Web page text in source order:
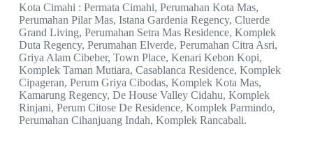
Kota Cimahi : Permata Cimahi, Perumahan Kota Mas,
Perumahan Pilar Mas, Istana Gardenia Regency, Cluerde
Grand Living, Perumahan Setra Mas Residence, Komplek
Duta Regency, Perumahan Elverde, Perumahan Citra Asri,
Griya Alam Cibeber, Town Place, Kenari Kebon Kopi,
Komplek Taman Mutiara, Casablanca Residence, Komplek
Cipageran, Perum Griya Cibodas, Komplek Kota Mas,
Kamarung Regency, De House Valley Cidahu, Komplek
Rinjani, Perum Citose De Residence, Komplek Parmindo,
Perumahan Cihanjuang Indah, Komplek Rancabali.